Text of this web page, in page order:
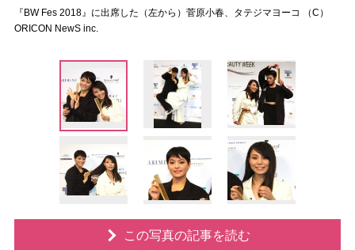
『BW Fes 2018』に出席した（左から）菅原小春、タテジマヨーコ （C）
ORICON NewS inc.
この写真の記事を読む